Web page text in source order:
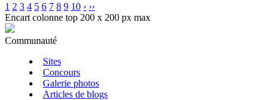
1 2 3 4 5 6 7 8 9 10 › ››
Encart colonne top 200 x 200 px max
Communauté
Sites
Concours
Galerie photos
Articles de blogs